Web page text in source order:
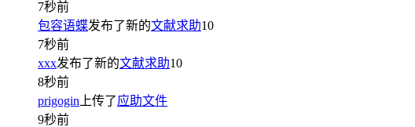
7秒前
包容语蝶发布了新的文献求助10
7秒前
xxx发布了新的文献求助10
8秒前
prigogin 上传了应助文件
9秒前